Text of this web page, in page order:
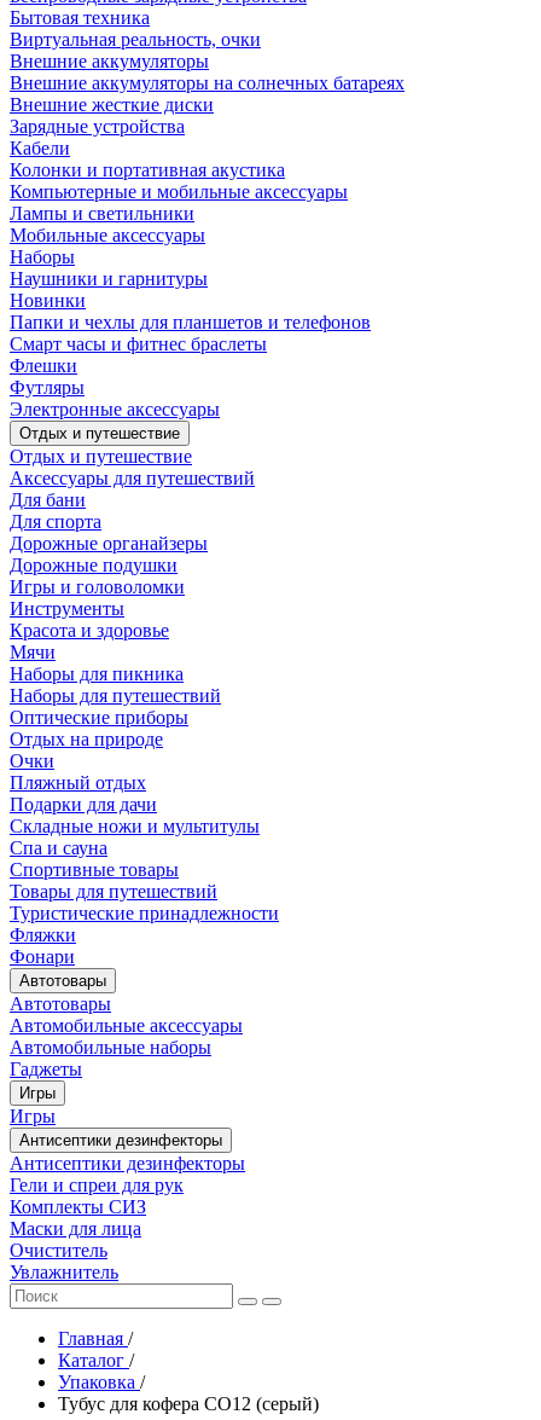
Бытовая техника
Виртуальная реальность, очки
Внешние аккумуляторы
Внешние аккумуляторы на солнечных батареях
Внешние жесткие диски
Зарядные устройства
Кабели
Колонки и портативная акустика
Компьютерные и мобильные аксессуары
Лампы и светильники
Мобильные аксессуары
Наборы
Наушники и гарнитуры
Новинки
Папки и чехлы для планшетов и телефонов
Смарт часы и фитнес браслеты
Флешки
Футляры
Электронные аксессуары
Отдых и путешествие
Отдых и путешествие
Аксессуары для путешествий
Для бани
Для спорта
Дорожные органайзеры
Дорожные подушки
Игры и головоломки
Инструменты
Красота и здоровье
Мячи
Наборы для пикника
Наборы для путешествий
Оптические приборы
Отдых на природе
Очки
Пляжный отдых
Подарки для дачи
Складные ножи и мультитулы
Спа и сауна
Спортивные товары
Товары для путешествий
Туристические принадлежности
Фляжки
Фонари
Автотовары
Автотовары
Автомобильные аксессуары
Автомобильные наборы
Гаджеты
Игры
Игры
Антисептики дезинфекторы
Антисептики дезинфекторы
Гели и спреи для рук
Комплекты СИЗ
Маски для лица
Очиститель
Увлажнитель
Главная /
Каталог /
Упаковка /
Тубус для кофера CO12 (серый)